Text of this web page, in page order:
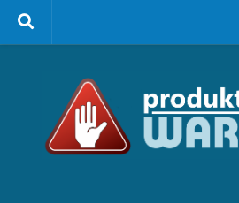
Zum Inhalt springen